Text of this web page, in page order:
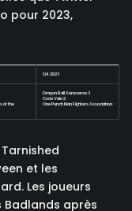
pour 2023,
Q4 2023
of the
Dragon Ball Xenoverse 3
Code Vein 2
One Punch Man Fighters Association
et les
Les joueurs
après